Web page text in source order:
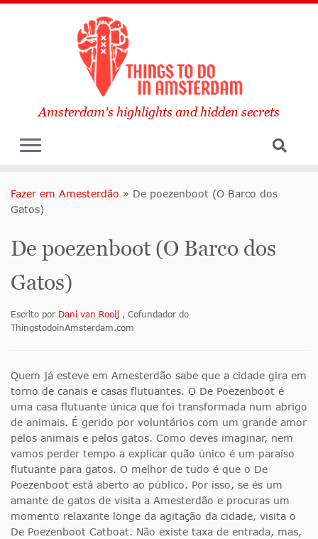
Amsterdam's highlights and hidden secrets
Fazer em Amesterdão » De poezenboot (O Barco dos
Gatos)
De poezenboot (O Barco dos
Gatos)
Escrito por Dani van Rooij , Cofundador do
ThingstodoinAmsterdam.com
Quem já esteve em Amesterdão sabe que a cidade gira em
torno de canais e casas flutuantes. O De Poezenboot é
uma casa flutuante única que foi transformada num abrigo
de animais. É gerido por voluntários com um grande amor
pelos animais e pelos gatos. Como deves imaginar, nem
vamos perder tempo a explicar quão único é um paraíso
flutuante para gatos. O melhor de tudo é que o De
Poezenboot está aberto ao público. Por isso, se és um
amante de gatos de visita a Amesterdão e procuras um
momento relaxante longe da agitação da cidade, visita o
De Poezenboot Catboat. Não existe taxa de entrada, mas,